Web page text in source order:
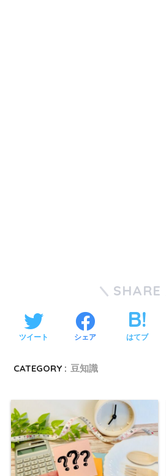
SHARE
ツイート シェア はてブ
CATEGORY : 豆知識